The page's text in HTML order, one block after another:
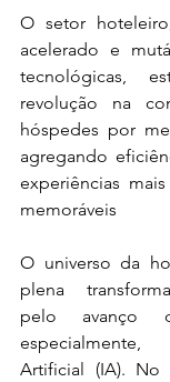
O setor
acelerado e
tecnológicas,
revolução na
hóspedes por
agregando
experiências
memoráveis
O universo da
plena
pelo avanço
Artificial (IA). No